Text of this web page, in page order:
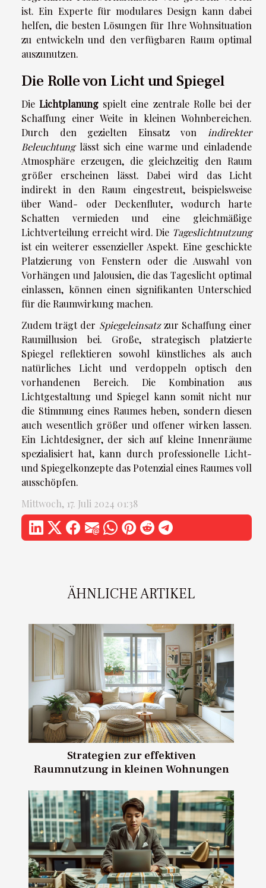
ÄHNLICHE ARTIKEL
Strategien zur effektiven
Raumnutzung in kleinen Wohnungen
ist. Ein Experte für modulares Design kann dabei
helfen, die besten Lösungen für Ihre Wohnsituation
zu entwickeln und den verfügbaren Raum optimal
auszunutzen.
Die Rolle von Licht und Spiegel
DieLichtplanung spielt eine zentrale Rolle bei der
Schaffung einer Weite in kleinen Wohnbereichen.
Durch den gezielten Einsatz von indirekter
Beleuchtunglässt sich eine warme und einladende
Atmosphäre erzeugen, die gleichzeitig den Raum
größer erscheinen lässt. Dabei wird das Licht
indirekt in den Raum eingestreut, beispielsweise
über Wand- oder Deckenfluter, wodurch harte
Schatten vermieden und eine gleichmäßige
Lichtverteilung erreicht wird. Die Tageslichtnutzung
ist ein weiterer essenzieller Aspekt. Eine geschickte
Platzierung von Fenstern oder die Auswahl von
Vorhängen und Jalousien, die das Tageslicht optimal
einlassen, können einen signifikanten Unterschied
für die Raumwirkung machen.
Zudem trägt der Spiegeleinsatzzur Schaffung einer
Raumillusion bei. Große, strategisch platzierte
Spiegel reflektieren sowohl künstliches als auch
natürliches Licht und verdoppeln optisch den
vorhandenen Bereich. Die Kombination aus
Lichtgestaltung und Spiegel kann somit nicht nur
die Stimmung eines Raumes heben, sondern diesen
auch wesentlich größer und offener wirken lassen.
Ein Lichtdesigner, der sich auf kleine Innenräume
spezialisiert hat, kann durch professionelle Licht-
und Spiegelkonzepte das Potenzial eines Raumes voll
ausschöpfen.
Mittwoch, 17. Juli 2024 01:38